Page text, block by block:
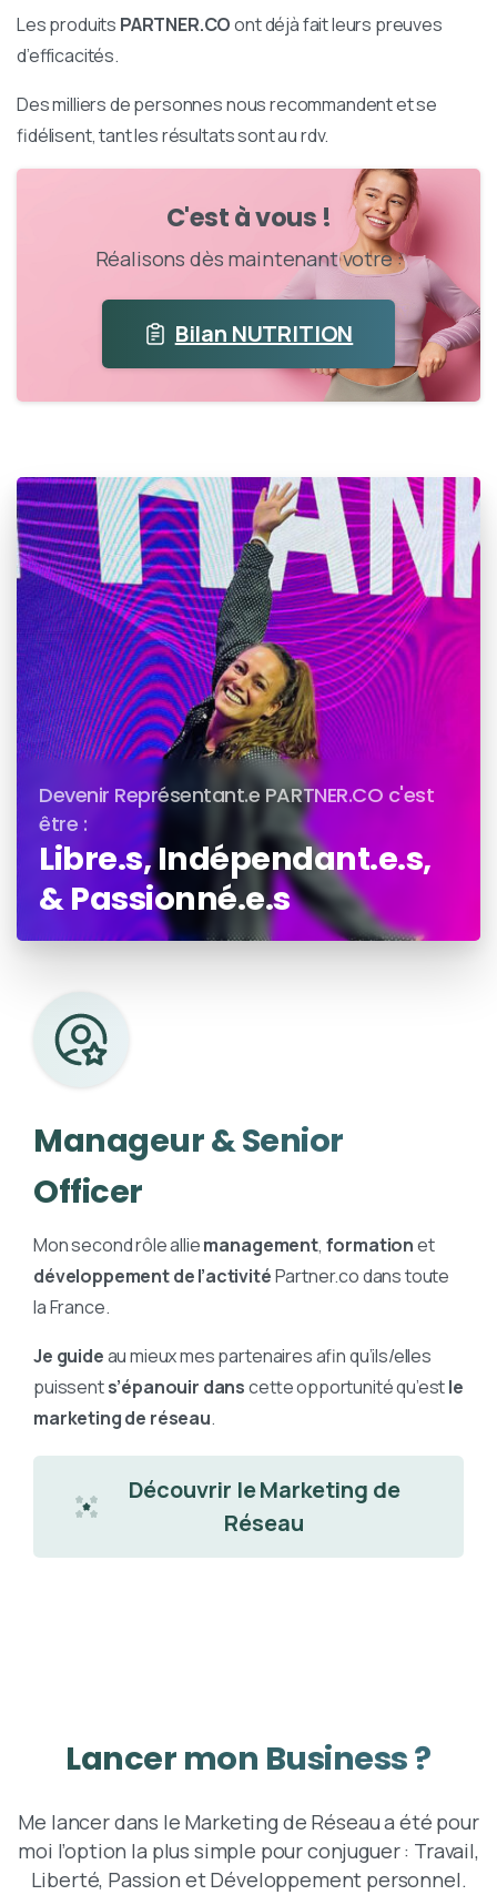
Les produits PARTNER.COont déjà fait leurs preuves
d’efficacités.
Des milliers de personnes nous recommandent et se
fidélisent, tant les résultats sont au rdv.
C'est à vous !
Réalisons dès maintenant votre :
Bilan NUTRITION
Devenir Représentant.e PARTNER.CO c'est
être :
Libre.s, Indépendant.e.s,
& Passionné.e.s
Manageur&Senior
Officer
Mon second rôle alliemanagement, formationet
développement de l’activitéPartner.co dans toute
la France.
Je guideau mieux mes partenaires afin qu’ils/elles
puissents’épanouir danscette opportunité qu’estle
marketing de réseau.
Découvrir le Marketing de
Réseau
Lancer mon Business?
Me lancer dans le Marketing de Réseau a été pour
moi l’option la plus simple pour conjuguer : Travail,
Liberté, Passion et Développement personnel.